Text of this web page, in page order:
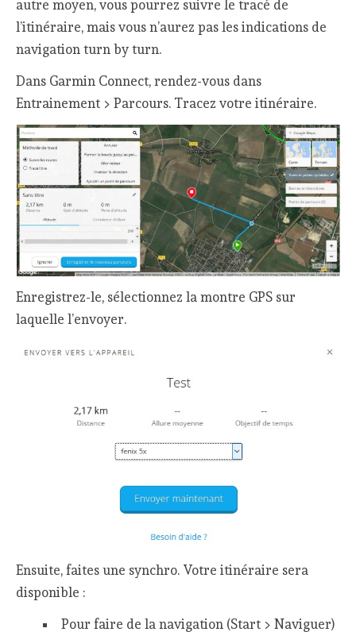
autre moyen, vous pourrez suivre le tracé de
l’itinéraire, mais vous n’aurez pas les indications de
navigation turn by turn.
Dans Garmin Connect, rendez-vous dans
Entrainement > Parcours. Tracez votre itinéraire.
Enregistrez-le, sélectionnez la montre GPS sur
laquelle l’envoyer.
Ensuite, faites une synchro. Votre itinéraire sera
disponible :
Pour faire de la navigation (Start > Naviguer)